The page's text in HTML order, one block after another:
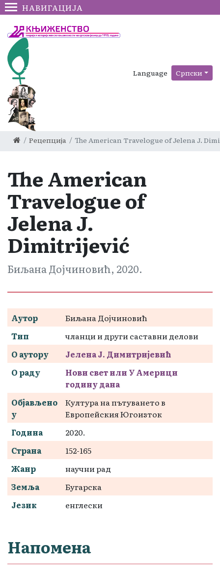
НАВИГАЦИЈА
Language Српски
Рецепција The American Travelogue of Jelena J.
The American
Travelogue of
Jelena J.
Dimitrijević
Биљана Дојчиновић, 2020.
Аутор
Биљана Дојчиновић
Тип
чланци и други саставни делови
О аутору
Јелена Ј. Димитријевић
О раду
Нови свет или У Америци
годину дана
Објављено
у
Култура на пътуването в
Европейския Югоизток
Година
2020.
Страна
152-165
Жанр
научни рад
Земља
Бугарска
Језик
енглески
Напомена